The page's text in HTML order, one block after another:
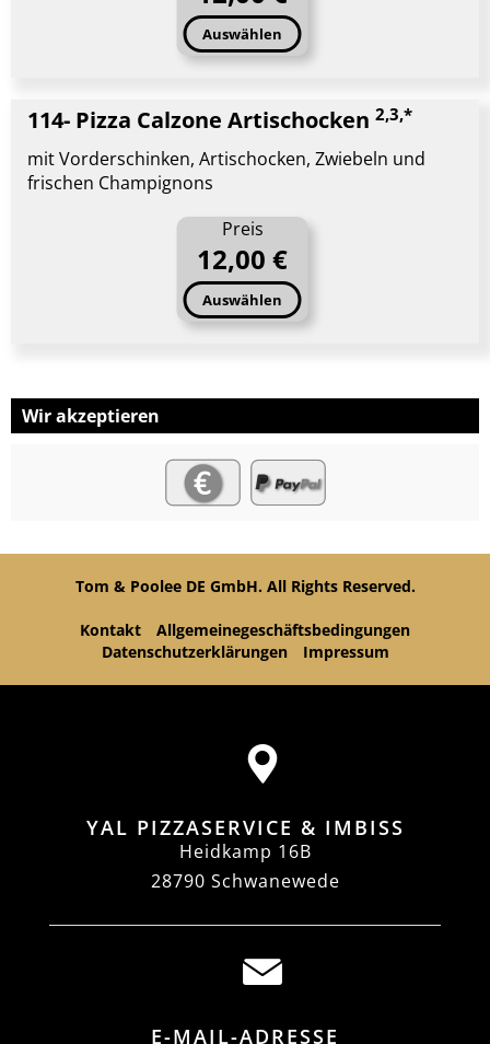
Auswählen
114- Pizza Calzone Artischocken 2,3,*
mit Vorderschinken, Artischocken, Zwiebeln und
frischen Champignons
Preis
12,00 €
Auswählen
Wir akzeptieren
Tom & Poolee DE GmbH. All Rights Reserved.
Kontakt
Allgemeinegeschäftsbedingungen
Datenschutzerklärungen
Impressum
YAL PIZZASERVICE & IMBISS
Heidkamp 16B
28790 Schwanewede
E-MAIL-ADRESSE